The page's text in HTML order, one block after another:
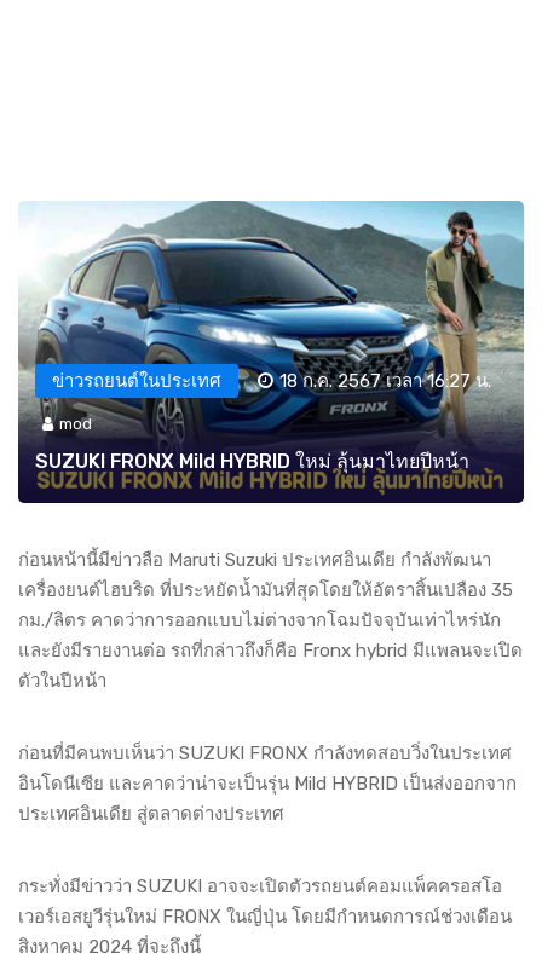
ข่าวรถยนต์ในประเทศ 18 ก.ค. 2567 เวลา 16:27 น.
mod
SUZUKI FRONX Mild HYBRID ใหม่ ลุ้นมาไทยปีหน้า
ก่อนหน้านี้มีข่าวลือ Maruti Suzuki ประเทศอินเดีย กำลังพัฒนา
เครื่องยนต์ไฮบริด ที่ประหยัดน้ำมันที่สุดโดยให้อัตราสิ้นเปลือง 35
กม./ลิตร คาดว่าการออกแบบไม่ต่างจากโฉมปัจจุบันเท่าไหร่นัก
และยังมีรายงานต่อ รถที่กล่าวถึงก็คือ Fronx hybrid มีแพลนจะเปิด
ตัวในปีหน้า
ก่อนที่มีคนพบเห็นว่า SUZUKI FRONX กำลังทดสอบวิ่งในประเทศ
อินโดนีเซีย และคาดว่าน่าจะเป็นรุ่น Mild HYBRID เป็นส่งออกจาก
ประเทศอินเดีย สู่ตลาดต่างประเทศ
กระทั่งมีข่าวว่า SUZUKI อาจจะเปิดตัวรถยนต์คอมแพ็คครอสโอ
เวอร์เอสยูวีรุ่นใหม่ FRONX ในญี่ปุ่น โดยมีกำหนดการณ์ช่วงเดือน
สิงหาคม 2024 ที่จะถึงนี้